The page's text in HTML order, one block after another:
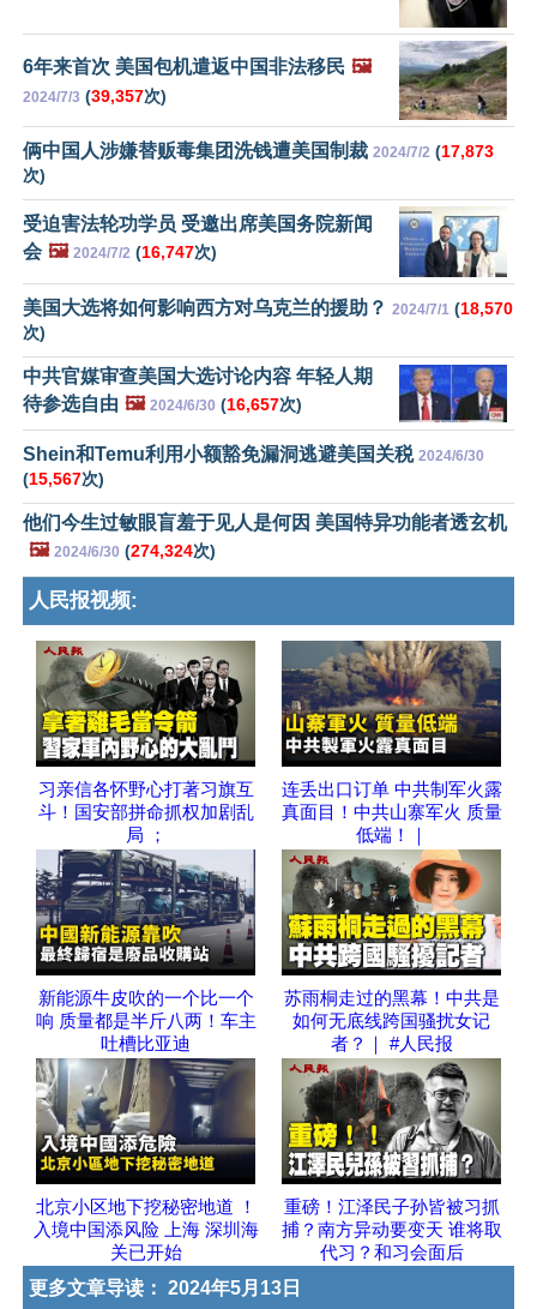
6年来首次 美国包机遣返中国非法移民 🖼️
2024/7/3 (39,357次)
俩中国人涉嫌替贩毒集团洗钱遭美国制裁 2024/7/2 (17,873
次)
受迫害法轮功学员 受邀出席美国务院新闻
会 🖼️ 2024/7/2 (16,747次)
美国大选将如何影响西方对乌克兰的援助？ 2024/7/1 (18,570
次)
中共官媒审查美国大选讨论内容 年轻人期
待参选自由 🖼️ 2024/6/30 (16,657次)
Shein和Temu利用小额豁免漏洞逃避美国关税 2024/6/30
(15,567次)
他们今生过敏眼盲羞于见人是何因 美国特异功能者透玄机
🖼️ 2024/6/30 (274,324次)
人民报视频:
习亲信各怀野心打著习旗互
斗！国安部拼命抓权加剧乱
局 ；
连丢出口订单 中共制军火露
真面目！中共山寨军火 质量
低端！｜
新能源牛皮吹的一个比一个
响 质量都是半斤八两！车主
吐槽比亚迪
苏雨桐走过的黑幕！中共是
如何无底线跨国骚扰女记
者？｜ #人民报
北京小区地下挖秘密地道 ！
入境中国添风险 上海 深圳海
关已开始
重磅！江泽民子孙皆被习抓
捕？南方异动要变天 谁将取
代习？和习会面后
更多文章导读： 2024年5月13日